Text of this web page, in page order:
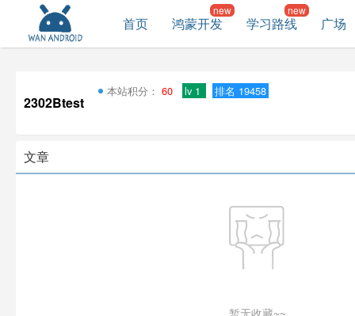
首页 鸿蒙开发 学习路线 广场
2302Btest
本站积分： 60 lv 1 排名 19458
文章
暂无收藏~~